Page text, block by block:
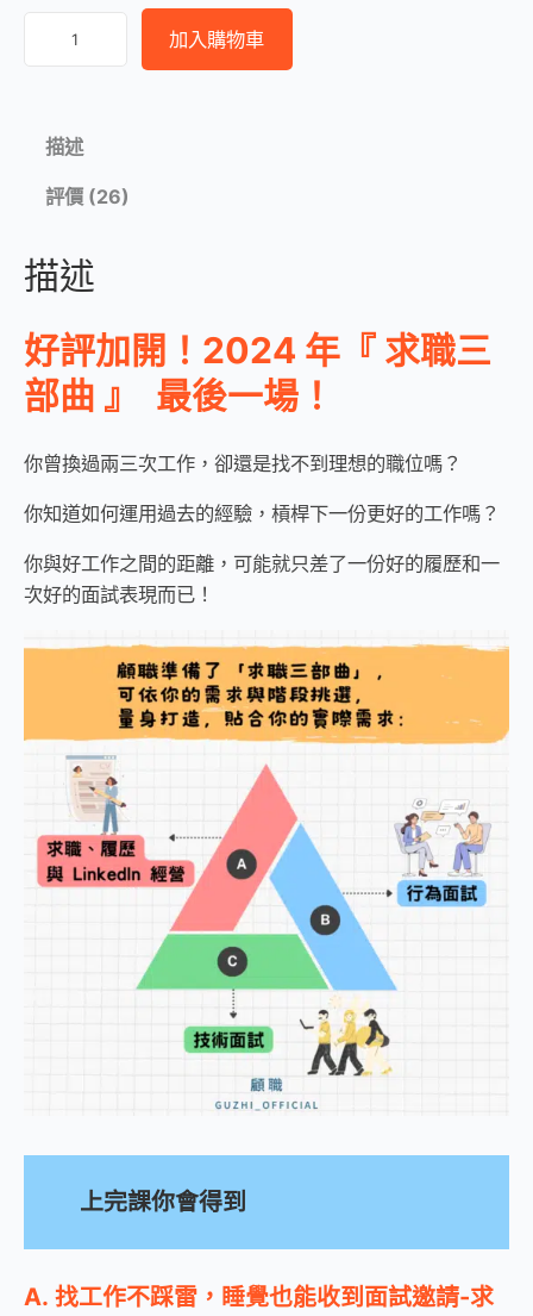
端
略
－
從
歷
面
試
一
到
數
加入購物車
描述
評價 (26)
描述
好評加開！2024 年『 求職三
部曲 』 最後一場！
你曾換過兩三次工作，卻還是找不到理想的職位嗎？
你知道如何運用過去的經驗，槓桿下一份更好的工作嗎？
你與好工作之間的距離，可能就只差了一份好的履歷和一
次好的面試表現而已！
上完課你會得到
A. 找工作不踩雷，睡覺也能收到面試邀請-求